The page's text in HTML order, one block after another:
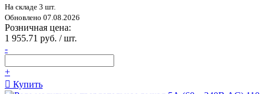
На складе 3 шт.
Обновлено 07.08.2026
Розничная цена:
1 955.71 руб. / шт.
-
+
Купить